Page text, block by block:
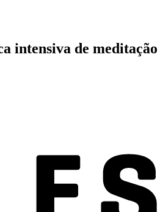
intensiva de meditação